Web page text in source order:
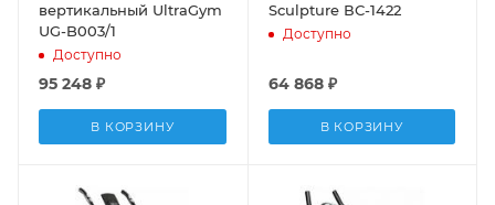
вертикальный UltraGym
UG-B003/1
Доступно
95 248 ₽
В КОРЗИНУ
Sculpture ВС-1422
Доступно
64 868₽
В КОРЗИНУ